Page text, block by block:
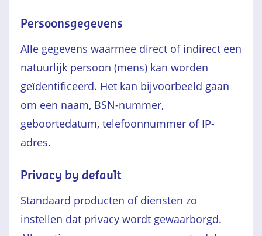
Persoonsgegevens
Alle gegevens waarmee direct of indirect een
natuurlijk persoon (mens) kan worden
geïdentificeerd. Het kan bijvoorbeeld gaan
om een naam, BSN-nummer,
geboortedatum, telefoonnummer of IP-
adres.
Privacy by default
Standaard producten of diensten zo
instellen dat privacy wordt gewaarborgd.